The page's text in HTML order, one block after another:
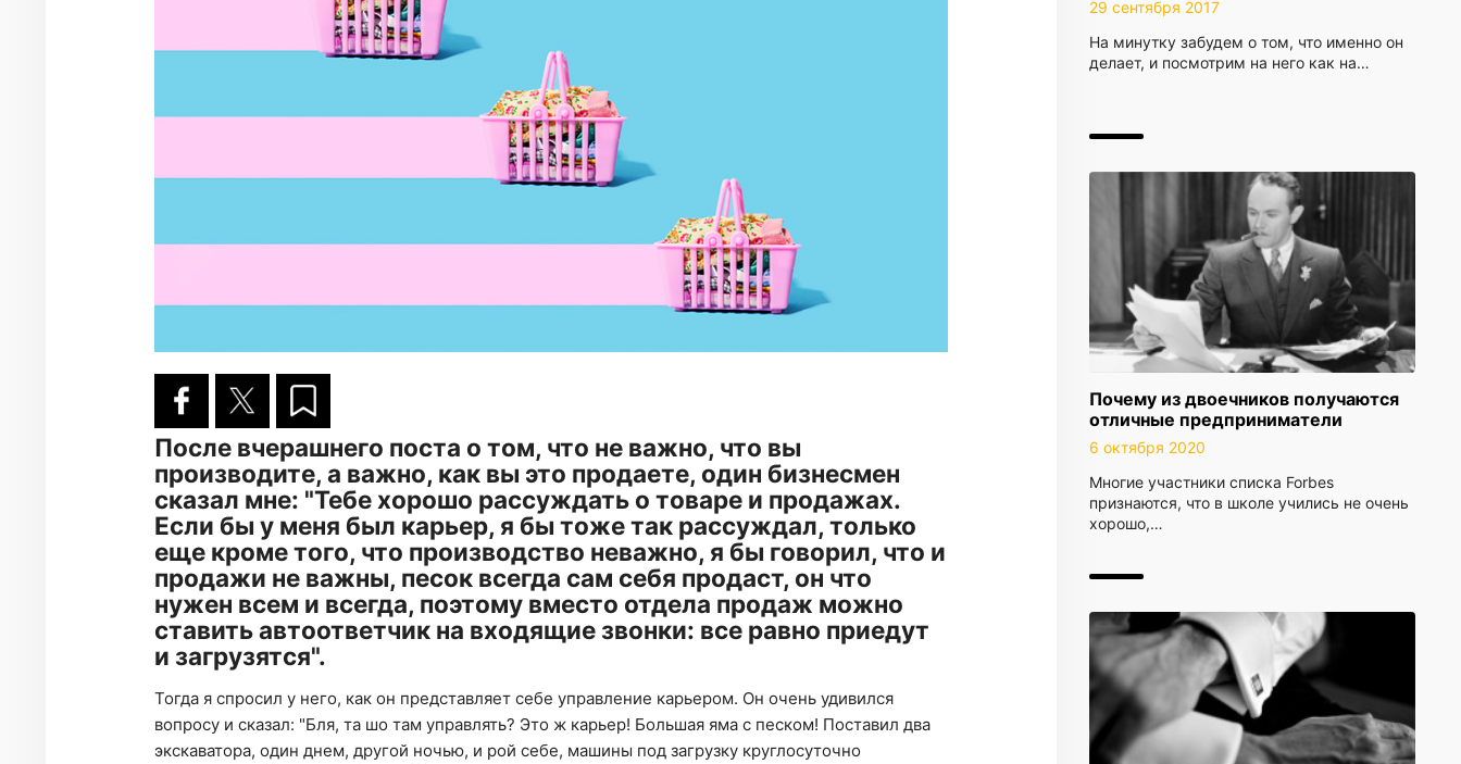
29 сентября 2017
На минутку забудем о том, что именно он
делает, и посмотрим на него как на…
Почему из двоечников получаются
отличные предприниматели
6 октября 2020
Многие участники списка Forbes
признаются, что в школе учились не очень
хорошо,…
После вчерашнего поста о том, что не важно, что вы
производите, а важно, как вы это продаете, один бизнесмен
сказал мне: "Тебе хорошо рассуждать о товаре и продажах.
Если бы у меня был карьер, я бы тоже так рассуждал, только
еще кроме того, что производство неважно, я бы говорил, что и
продажи не важны, песок всегда сам себя продаст, он что
нужен всем и всегда, поэтому вместо отдела продаж можно
ставить автоответчик на входящие звонки: все равно приедут
и загрузятся".
Тогда я спросил у него, как он представляет себе управление карьером. Он очень удивился
вопросу и сказал: "Бля, та шо там управлять? Это ж карьер! Большая яма с песком! Поставил два
экскаватора, один днем, другой ночью, и рой себе, машины под загрузку круглосуточно